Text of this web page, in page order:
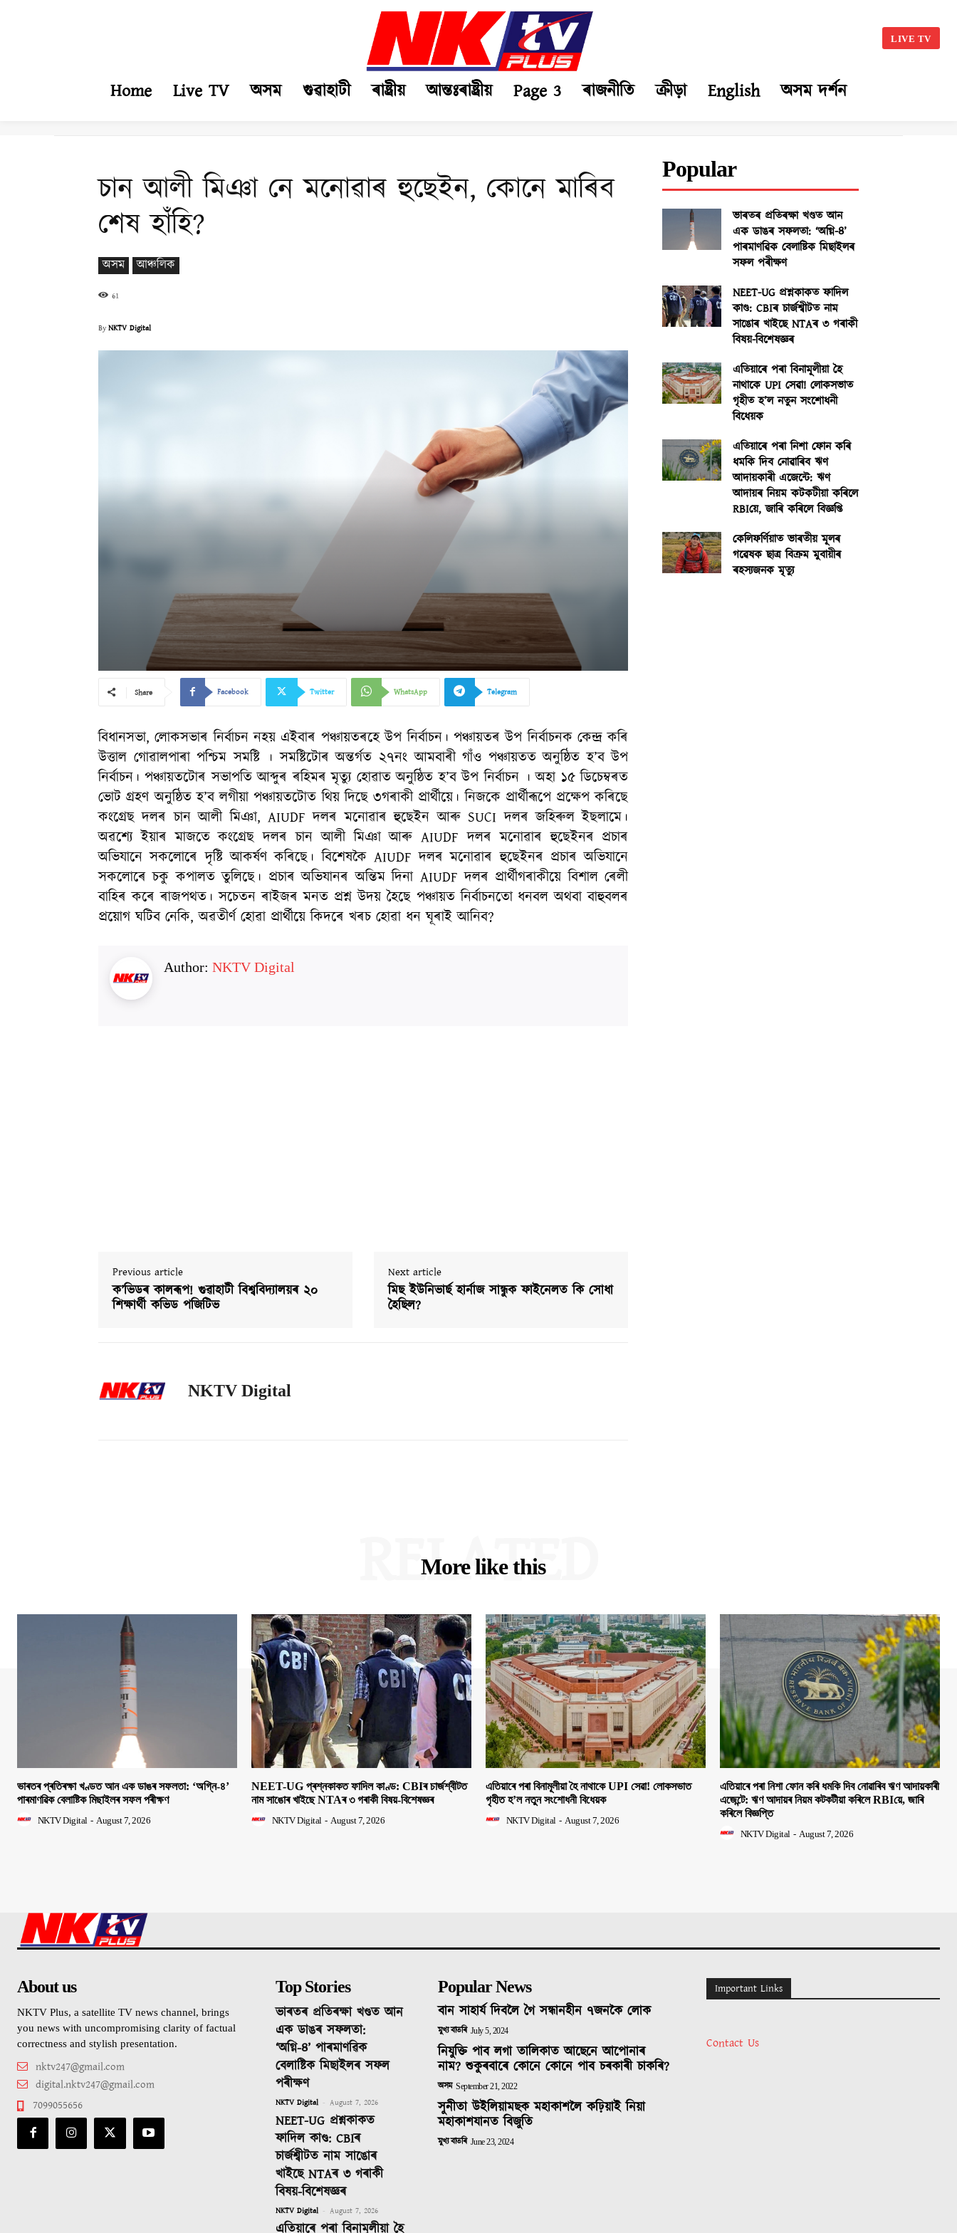
LIVE TV
Home Live TV অসম গুৱাহাটী ৰাষ্ট্ৰীয় আন্তঃৰাষ্ট্ৰীয় Page 3 ৰাজনীতি ক্ৰীড়া English অসম দৰ্শন
চান আলী মিঞা নে মনোৱাৰ হুছেইন, কোনে মাৰিব
শেষ হাঁহি?
অসম আঞ্চলিক
61
ByNKTV Digital
Share Facebook Twitter WhatsApp Telegram
বিধানসভা, লোকসভাৰ নিৰ্বাচন নহয় এইবাৰ পঞ্চায়তৰহে উপ নিৰ্বাচন। পঞ্চায়তৰ উপ নিৰ্বাচনক কেন্দ্ৰ কৰি
উত্তাল গোৱালপাৰা পশ্চিম সমষ্টি । সমষ্টিটোৰ অন্তৰ্গত ২৭নং আমবাৰী গাঁও পঞ্চায়তত অনুষ্ঠিত হ’ব উপ
নিৰ্বাচন। পঞ্চায়তটোৰ সভাপতি আব্দুৰ ৰহিমৰ মৃত্যু হোৱাত অনুষ্ঠিত হ’ব উপ নিৰ্বাচন । অহা ১৫ ডিচেম্বৰত
ভোট গ্ৰহণ অনুষ্ঠিত হ’ব লগীয়া পঞ্চায়তটোত থিয় দিছে ৩গৰাকী প্ৰাৰ্থীয়ে। নিজকে প্ৰাৰ্থীৰূপে প্ৰক্ষেপ কৰিছে
কংগ্ৰেছ দলৰ চান আলী মিঞা, AIUDF দলৰ মনোৱাৰ হুছেইন আৰু SUCI দলৰ জহিৰুল ইছলামে।
অৱশ্যে ইয়াৰ মাজতে কংগ্ৰেছ দলৰ চান আলী মিঞা আৰু AIUDF দলৰ মনোৱাৰ হুছেইনৰ প্ৰচাৰ
অভিযানে সকলোৰে দৃষ্টি আকৰ্ষণ কৰিছে। বিশেষকৈ AIUDF দলৰ মনোৱাৰ হুছেইনৰ প্ৰচাৰ অভিযানে
সকলোৰে চকু কপালত তুলিছে। প্ৰচাৰ অভিযানৰ অন্তিম দিনা AIUDF দলৰ প্ৰাৰ্থীগৰাকীয়ে বিশাল ৰেলী
বাহিৰ কৰে ৰাজপথত। সচেতন ৰাইজৰ মনত প্ৰশ্ন উদয় হৈছে পঞ্চায়ত নিৰ্বাচনতো ধনবল অথবা বাহুবলৰ
প্ৰয়োগ ঘটিব নেকি, অৱতীৰ্ণ হোৱা প্ৰাৰ্থীয়ে কিদৰে খৰচ হোৱা ধন ঘূৰাই আনিব?
Author: NKTV Digital
Previous article
ক’ভিডৰ কালৰূপ! গুৱাহাটী বিশ্ববিদ্যালয়ৰ ২০
শিক্ষাৰ্থী কভিড পজিটিভ
Next article
মিছ ইউনিভাৰ্ছ হাৰ্নাজ সান্ধুক ফাইনেলত কি সোধা
হৈছিল?
NKTV Digital
Popular
ভাৰতৰ প্ৰতিৰক্ষা খণ্ডত আন
এক ডাঙৰ সফলতা: ‘অগ্নি-৪’
পাৰমাণৱিক বেলাষ্টিক মিছাইলৰ
সফল পৰীক্ষণ
NEET-UG প্ৰশ্নকাকত ফাদিল
কাণ্ড: CBIৰ চাৰ্জশ্বীটত নাম
সাঙোৰ খাইছে NTAৰ ৩ গৰাকী
বিষয়-বিশেষজ্ঞৰ
এতিয়াৰে পৰা বিনামূলীয়া হৈ
নাথাকে UPI সেৱা! লোকসভাত
গৃহীত হ’ল নতুন সংশোধনী
বিধেয়ক
এতিয়াৰে পৰা নিশা ফোন কৰি
ধমকি দিব নোৱাৰিব ঋণ
আদায়কাৰী এজেন্টে: ঋণ
আদায়ৰ নিয়ম কটকটীয়া কৰিলে
RBIয়ে, জাৰি কৰিলে বিজ্ঞপ্তি
কেলিফৰ্ণিয়াত ভাৰতীয় মূলৰ
গৱেষক ছাত্ৰ বিক্ৰম মুবায়ীৰ
ৰহস্যজনক মৃত্যু
More like this
RELATED
ভাৰতৰ প্ৰতিৰক্ষা খণ্ডত আন এক ডাঙৰ সফলতা: ‘অগ্নি-৪’
পাৰমাণৱিক বেলাষ্টিক মিছাইলৰ সফল পৰীক্ষণ
NKTV Digital - August 7, 2026
NEET-UG প্ৰশ্নকাকত ফাদিল কাণ্ড: CBIৰ চাৰ্জশ্বীটত
নাম সাঙোৰ খাইছে NTAৰ ৩ গৰাকী বিষয়-বিশেষজ্ঞৰ
NKTV Digital - August 7, 2026
এতিয়াৰে পৰা বিনামূলীয়া হৈ নাথাকে UPI সেৱা! লোকসভাত
গৃহীত হ’ল নতুন সংশোধনী বিধেয়ক
NKTV Digital - August 7, 2026
এতিয়াৰে পৰা নিশা ফোন কৰি ধমকি দিব নোৱাৰিব ঋণ আদায়কাৰী
এজেন্টে: ঋণ আদায়ৰ নিয়ম কটকটীয়া কৰিলে RBIয়ে, জাৰি
কৰিলে বিজ্ঞপ্তি
NKTV Digital - August 7, 2026
About us
NKTV Plus, a satellite TV news channel, brings
you news with uncompromising clarity of factual
correctness and stylish presentation.
nktv247@gmail.com
digital.nktv247@gmail.com
7099055656
Top Stories
ভাৰতৰ প্ৰতিৰক্ষা খণ্ডত আন
এক ডাঙৰ সফলতা:
‘অগ্নি-৪’ পাৰমাণৱিক
বেলাষ্টিক মিছাইলৰ সফল
পৰীক্ষণ
NKTV Digital - August 7, 2026
NEET-UG প্ৰশ্নকাকত
ফাদিল কাণ্ড: CBIৰ
চাৰ্জশ্বীটত নাম সাঙোৰ
খাইছে NTAৰ ৩ গৰাকী
বিষয়-বিশেষজ্ঞৰ
NKTV Digital - August 7, 2026
Popular News
বান সাহাৰ্য দিবলৈ গৈ সন্ধানহীন ৭জনকৈ লোক
মুখ্য বাতৰি July 5, 2024
নিযুক্তি পাব লগা তালিকাত আছেনে আপোনাৰ
নাম? শুকুৰবাৰে কোনে কোনে পাব চৰকাৰী চাকৰি?
অসম September 21, 2022
সুনীতা উইলিয়ামছক মহাকাশলৈ কঢ়িয়াই নিয়া
মহাকাশযানত বিজুতি
মুখ্য বাতৰি June 23, 2024
Important Links
Contact Us